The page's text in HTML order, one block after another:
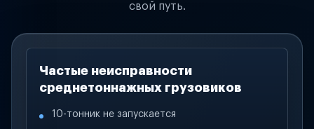
свой путь.
Частые неисправности
среднетоннажных грузовиков
10-тонник не запускается